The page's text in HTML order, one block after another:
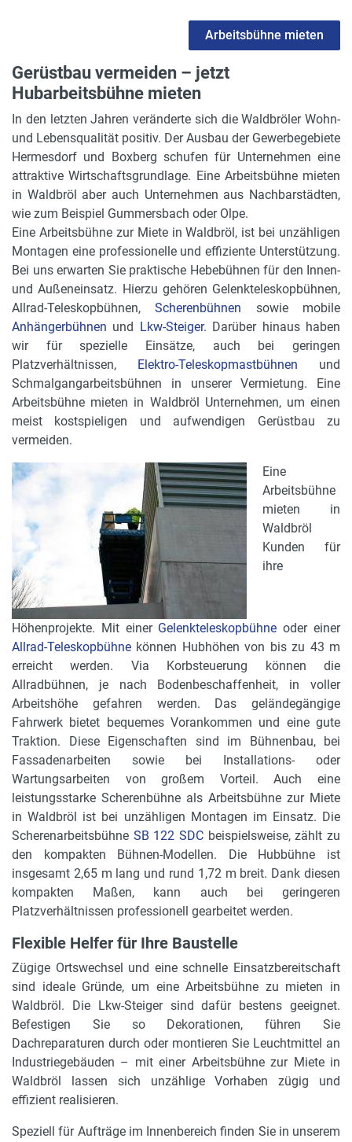
Arbeitsbühne mieten
Gerüstbau vermeiden – jetzt
Hubarbeitsbühne mieten
In den letzten Jahren veränderte sich die Waldbröler Wohn-
und Lebensqualität positiv. Der Ausbau der Gewerbegebiete
Hermesdorf und Boxberg schufen für Unternehmen eine
attraktive Wirtschaftsgrundlage. Eine Arbeitsbühne mieten
in Waldbröl aber auch Unternehmen aus Nachbarstädten,
wie zum Beispiel Gummersbach oder Olpe.
Eine Arbeitsbühne zur Miete in Waldbröl, ist bei unzähligen
Montagen eine professionelle und effiziente Unterstützung.
Bei uns erwarten Sie praktische Hebebühnen für den Innen-
und Außeneinsatz. Hierzu gehören Gelenkteleskopbühnen,
Allrad-Teleskopbühnen,Scherenbühnen sowie mobile
Anhängerbühnen und Lkw-Steiger. Darüber hinaus haben
wir für spezielle Einsätze, auch bei geringen
Platzverhältnissen,
Elektro-Teleskopmastbühnen und
Schmalgangarbeitsbühnen in unserer Vermietung. Eine
Arbeitsbühne mieten in Waldbröl Unternehmen, um einen
meist kostspieligen und aufwendigen Gerüstbau zu
vermeiden.
Eine
Arbeitsbühne
mieten in
Waldbröl
Kunden für
ihre
Höhenprojekte. Mit einer Gelenkteleskopbühne oder einer
Allrad-Teleskopbühne können Hubhöhen von bis zu 43 m
erreicht werden. Via Korbsteuerung können die
Allradbühnen, je nach Bodenbeschaffenheit, in voller
Arbeitshöhe gefahren werden. Das geländegängige
Fahrwerk bietet bequemes Vorankommen und eine gute
Traktion. Diese Eigenschaften sind im Bühnenbau, bei
Fassadenarbeiten sowie bei Installations- oder
Wartungsarbeiten von großem Vorteil. Auch eine
leistungsstarke Scherenbühne als Arbeitsbühne zur Miete
in Waldbröl ist bei unzähligen Montagen im Einsatz. Die
Scherenarbeitsbühne SB 122 SDC beispielsweise, zählt zu
den kompakten Bühnen-Modellen. Die Hubbühne ist
insgesamt 2,65 m lang und rund 1,72 m breit. Dank diesen
kompakten Maßen, kann auch bei geringeren
Platzverhältnissen professionell gearbeitet werden.
Flexible Helfer für Ihre Baustelle
Zügige Ortswechsel und eine schnelle Einsatzbereitschaft
sind ideale Gründe, um eine Arbeitsbühne zu mieten in
Waldbröl. Die Lkw-Steiger sind dafür bestens geeignet.
Befestigen Sie so Dekorationen, führen Sie
Dachreparaturen durch oder montieren Sie Leuchtmittel an
Industriegebäuden – mit einer Arbeitsbühne zur Miete in
Waldbröl lassen sich unzählige Vorhaben zügig und
effizient realisieren.
Speziell für Aufträge im Innenbereich finden Sie in unserem